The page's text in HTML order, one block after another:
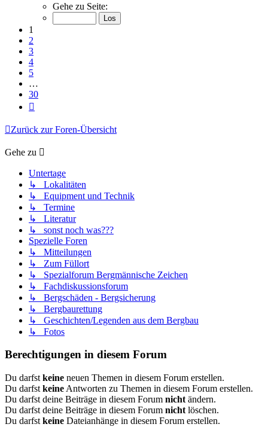
von
Gehe zu Seite:
1
2
3
4
5
…
30
Zurück zur Foren-Übersicht
Gehe zu
Untertage
↳ Lokalitäten
↳ Equipment und Technik
↳ Termine
↳ Literatur
↳ sonst noch was???
Spezielle Foren
↳ Mitteilungen
↳ Zum Füllort
↳ Spezialforum Bergmännische Zeichen
↳ Fachdiskussionsforum
↳ Bergschäden - Bergsicherung
↳ Bergbaurettung
↳ Geschichten/Legenden aus dem Bergbau
↳ Fotos
Berechtigungen in diesem Forum
Du darfst keine neuen Themen in diesem Forum erstellen.
Du darfst keine Antworten zu Themen in diesem Forum erstellen.
Du darfst deine Beiträge in diesem Forum nicht ändern.
Du darfst deine Beiträge in diesem Forum nicht löschen.
Du darfst keine Dateianhänge in diesem Forum erstellen.